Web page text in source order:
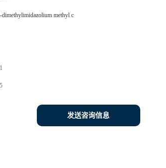
dimethylimidazolium methyl c
发送咨询信息